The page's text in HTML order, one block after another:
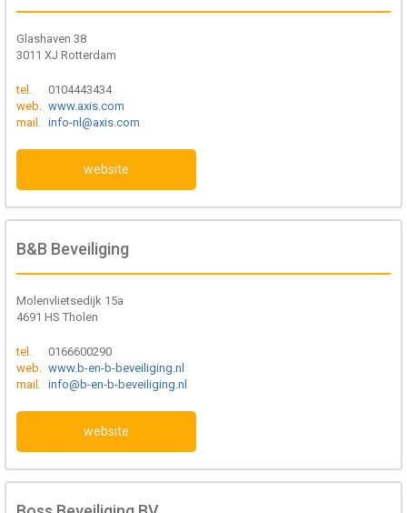
Glashaven 38
3011 XJ Rotterdam
tel.
0104443434
web.
www.axis.com
mail.
info-nl@axis.com
website
B&B Beveiliging
Molenvlietsedijk 15a
4691 HS Tholen
tel.
0166600290
web.
www.b-en-b-beveiliging.nl
mail.
info@b-en-b-beveiliging.nl
website